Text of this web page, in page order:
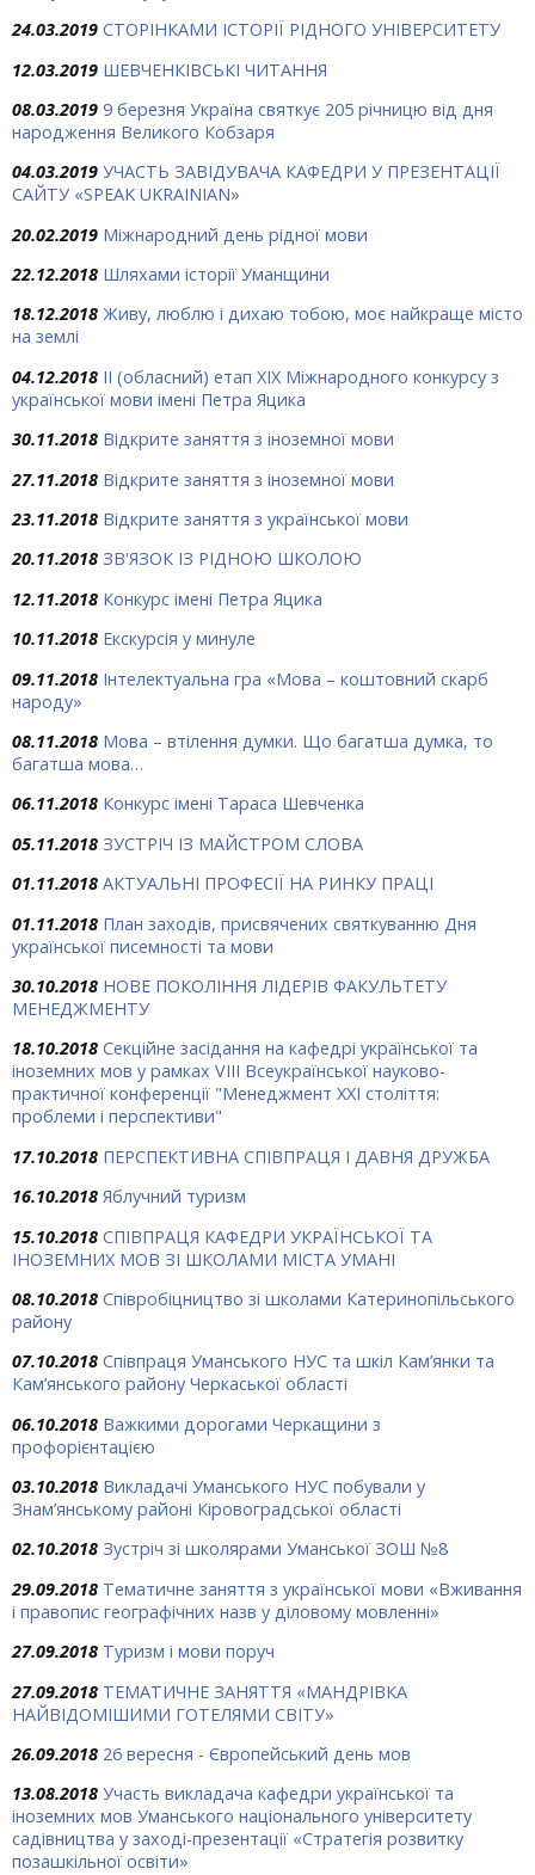
24.03.2019 СТОРІНКАМИ ІСТОРІЇ РІДНОГО УНІВЕРСИТЕТУ
12.03.2019 ШЕВЧЕНКІВСЬКІ ЧИТАННЯ
08.03.2019 9 березня Україна святкує 205 річницю від дня
народження Великого Кобзаря
04.03.2019 УЧАСТЬ ЗАВІДУВАЧА КАФЕДРИ У ПРЕЗЕНТАЦІЇ
САЙТУ «SPEAK UKRAINIAN»
20.02.2019 Міжнародний день рідної мови
22.12.2018 Шляхами історії Уманщини
18.12.2018 Живу, люблю і дихаю тобою, моє найкраще місто
на землі
04.12.2018 ІІ (обласний) етап ХІХ Міжнародного конкурсу з
української мови імені Петра Яцика
30.11.2018 Відкрите заняття з іноземної мови
27.11.2018 Відкрите заняття з іноземної мови
23.11.2018 Відкрите заняття з української мови
20.11.2018 ЗВ'ЯЗОК ІЗ РІДНОЮ ШКОЛОЮ
12.11.2018 Конкурс імені Петра Яцика
10.11.2018 Екскурсія у минуле
09.11.2018 Інтелектуальна гра «Мова – коштовний скарб
народу»
08.11.2018 Мова – втілення думки. Що багатша думка, то
багатша мова…
06.11.2018 Конкурс імені Тараса Шевченка
05.11.2018 ЗУСТРІЧ ІЗ МАЙСТРОМ СЛОВА
01.11.2018 АКТУАЛЬНІ ПРОФЕСІЇ НА РИНКУ ПРАЦІ
01.11.2018 План заходів, присвячених святкуванню Дня
української писемності та мови
30.10.2018 НОВЕ ПОКОЛІННЯ ЛІДЕРІВ ФАКУЛЬТЕТУ
МЕНЕДЖМЕНТУ
18.10.2018 Секційне засідання на кафедрі української та
іноземних мов у рамках VІІІ Всеукраїнської науково-
практичної конференції "Менеджмент ХХІ століття:
проблеми і перспективи"
17.10.2018 ПЕРСПЕКТИВНА СПІВПРАЦЯ І ДАВНЯ ДРУЖБА
16.10.2018 Яблучний туризм
15.10.2018 СПІВПРАЦЯ КАФЕДРИ УКРАЇНСЬКОЇ ТА
ІНОЗЕМНИХ МОВ ЗІ ШКОЛАМИ МІСТА УМАНІ
08.10.2018 Співробіцництво зі школами Катеринопільського
району
07.10.2018 Співпраця Уманського НУС та шкіл Кам’янки та
Кам’янського району Черкаської області
06.10.2018 Важкими дорогами Черкащини з
профорієнтацією
03.10.2018 Викладачі Уманського НУС побували у
Знам’янському районі Кіровоградської області
02.10.2018 Зустріч зі школярами Уманської ЗОШ №8
29.09.2018 Тематичне заняття з української мови «Вживання
і правопис географічних назв у діловому мовленні»
27.09.2018 Туризм і мови поруч
27.09.2018 ТЕМАТИЧНЕ ЗАНЯТТЯ «МАНДРІВКА
НАЙВІДОМІШИМИ ГОТЕЛЯМИ СВІТУ»
26.09.2018 26 вересня - Європейський день мов
13.08.2018 Участь викладача кафедри української та
іноземних мов Уманського національного університету
садівництва у заході-презентації «Стратегія розвитку
позашкільної освіти»